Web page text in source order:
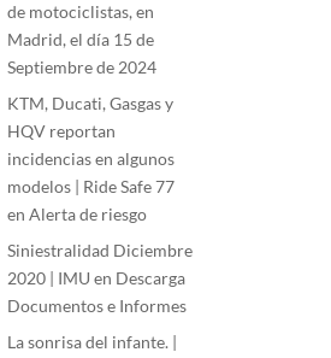
de motociclistas, en
Madrid, el día 15 de
Septiembre de 2024
KTM, Ducati, Gasgas y
HQV reportan
incidencias en algunos
modelos | Ride Safe 77
enAlerta de riesgo
Siniestralidad Diciembre
2020 | IMU en Descarga
Documentos e Informes
La sonrisa del infante. |